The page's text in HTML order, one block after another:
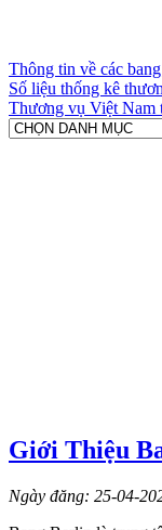
Thông tin về các
Số liệu thống kê
Thương vụ Việt Nam
Giới Thiệu
Ngày đăng: 25-04-